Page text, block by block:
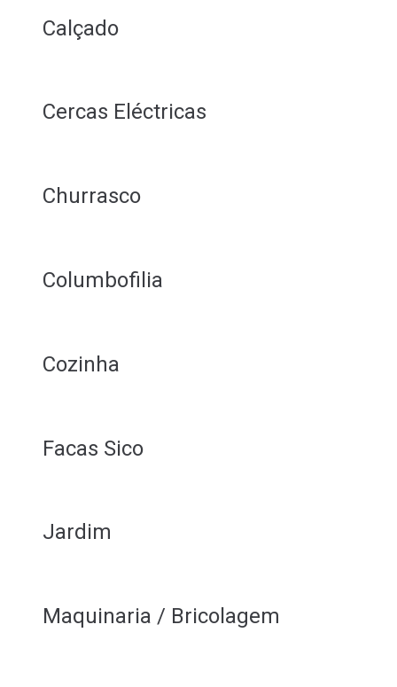
Calçado
Cercas Eléctricas
Churrasco
Columbofilia
Cozinha
Facas Sico
Jardim
Maquinaria / Bricolagem